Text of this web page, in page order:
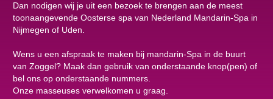
Dan nodigen wij je uit een bezoek te brengen aan de meest
toonaangevende Oosterse spa van Nederland Mandarin-Spa in
Nijmegen of Uden.
Wens u een afspraak te maken bij mandarin-Spa in de buurt
van Zoggel? Maak dan gebruik van onderstaande knop(pen) of
bel ons op onderstaande nummers.
Onze masseuses verwelkomen u graag.